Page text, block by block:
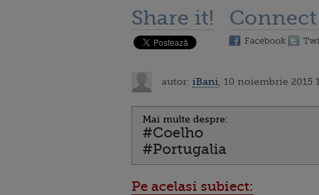
Share it! Connect
Facebook
autor: iBani , 10 noiembrie 2015
Mai multe despre:
#Coelho
#Portugalia
Pe acelasi subiect: